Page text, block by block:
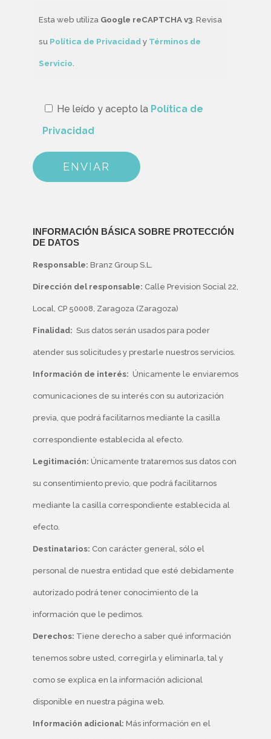
Esta web utiliza Google reCAPTCHA v3. Revisa
su Política de Privacidady Términos de
Servicio
He leído y acepto la Política de
Privacidad
INFORMACIÓN BÁSICA SOBRE PROTECCIÓN
DE DATOS
Responsable: ​ Branz Group S.L.
Dirección del responsable: Calle Prevision Social 22,
Local, CP 50008, Zaragoza (Zaragoza)
Finalidad: Sus datos serán usados para poder
atender sus solicitudes y prestarle nuestros servicios.
Información de interés: Únicamente le enviaremos
comunicaciones de su interés con su autorización
previa, que podrá facilitarnos mediante la casilla
correspondiente establecida al efecto.
Legitimación: ​Únicamente trataremos sus datos con
su consentimiento previo, que podrá facilitarnos
mediante la casilla correspondiente establecida al
efecto.
Destinatarios: ​Con carácter general, sólo el
personal de nuestra entidad que esté debidamente
autorizado podrá tener conocimiento de la
información que le pedimos.
Derechos: Tiene derecho a saber qué información
tenemos sobre usted, corregirla y eliminarla, tal y
como se explica en la información adicional
disponible en nuestra página web.
Información adicional: Más información en el